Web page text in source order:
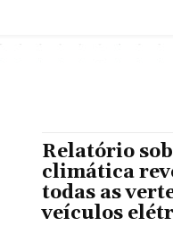
Relatório
climática
todas as
veículos